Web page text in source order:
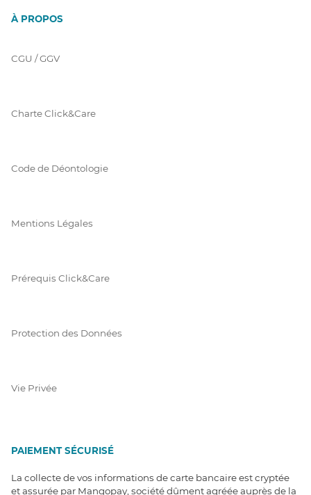
À PROPOS
CGU / GGV
Charte Click&Care
Code de Déontologie
Mentions Légales
Prérequis Click&Care
Protection des Données
Vie Privée
PAIEMENT SÉCURISÉ
La collecte de vos informations de carte bancaire est cryptée
et assurée par Mangopay, société dûment agréée auprès de la